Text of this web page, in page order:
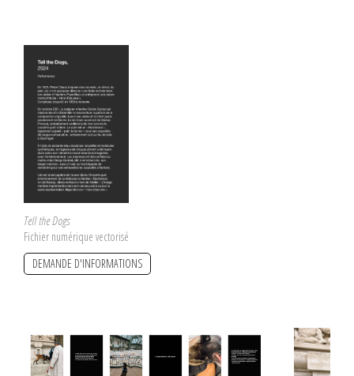
Tell the Dogs
Fichier numérique vectorisé
DEMANDE D'INFORMATIONS